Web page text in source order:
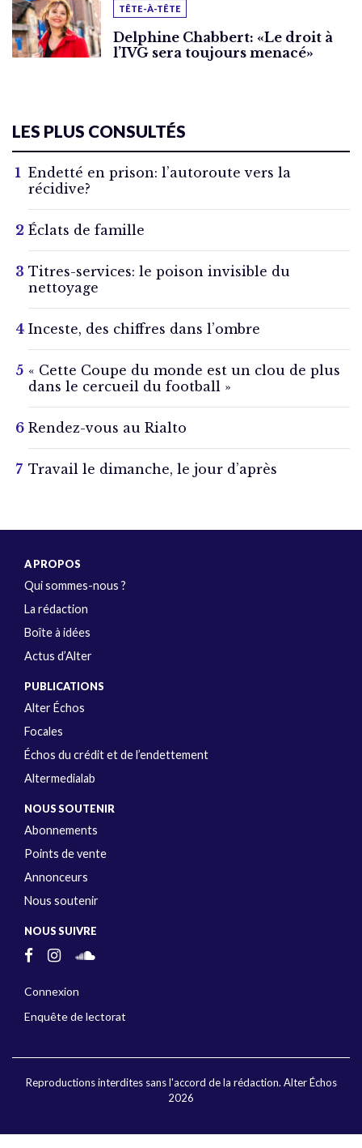
TÊTE-À-TÊTE
Delphine Chabbert: «Le droit à
l’IVG sera toujours menacé»
LES PLUS CONSULTÉS
Endetté en prison: l’autoroute vers la
récidive?
Éclats de famille
Titres-services: le poison invisible du
nettoyage
Inceste, des chiffres dans l’ombre
« Cette Coupe du monde est un clou de plus
dans le cercueil du football »
Rendez-vous au Rialto
Travail le dimanche, le jour d’après
A PROPOS
Qui sommes-nous ?
La rédaction
Boîte à idées
Actus d’Alter
PUBLICATIONS
Alter Échos
Focales
Échos du crédit et de l’endettement
Altermedialab
NOUS SOUTENIR
Abonnements
Points de vente
Annonceurs
Nous soutenir
NOUS SUIVRE
Connexion
Enquête de lectorat
Reproductions interdites sans l'accord de la rédaction. Alter Échos
2026